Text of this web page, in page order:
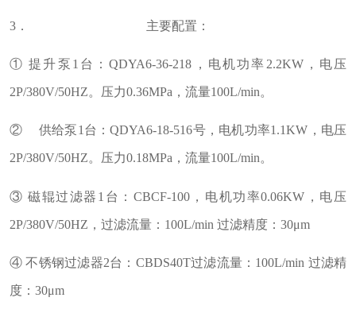
3． 主要配置：
① 提升泵1台：QDYA6-36-218，电机功率2.2KW，电压
2P/380V/50HZ。压力0.36MPa，流量100L/min。
② 供给泵1台：QDYA6-18-516号，电机功率1.1KW，电压
2P/380V/50HZ。压力0.18MPa，流量100L/min。
③ 磁辊过滤器1台：CBCF-100，电机功率0.06KW，电压
2P/380V/50HZ，过滤流量：100L/min 过滤精度：30μm
④ 不锈钢过滤器2台：CBDS40T过滤流量：100L/min 过滤精
度：30μm